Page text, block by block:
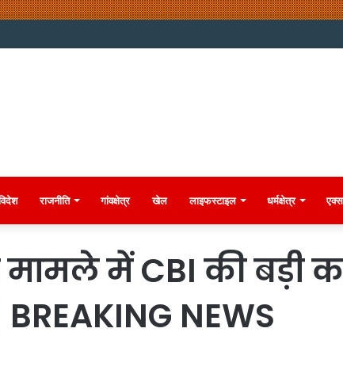
राजनीति गांवक्षेत्र खेल लाइफस्टाइल धर्मक्षेत्र
मामले में CBI की बड़ी
NEWS